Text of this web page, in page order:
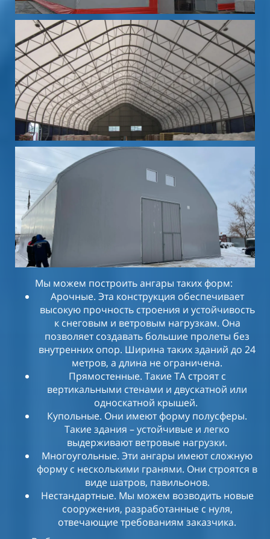
Мы можем построить ангары таких форм:
Арочные. Эта конструкция обеспечивает
высокую прочность строения и устойчивость
к снеговым и ветровым нагрузкам. Она
позволяет создавать большие пролеты без
внутренних опор. Ширина таких зданий до 24
метров, а длина не ограничена.
Прямостенные. Такие ТА строят с
вертикальными стенами и двускатной или
односкатной крышей.
Купольные. Они имеют форму полусферы.
Такие здания – устойчивые и легко
выдерживают ветровые нагрузки.
Многоугольные. Эти ангары имеют сложную
форму с несколькими гранями. Они строятся в
виде шатров, павильонов.
Нестандартные. Мы можем возводить новые
сооружения, разработанные с нуля,
отвечающие требованиям заказчика.